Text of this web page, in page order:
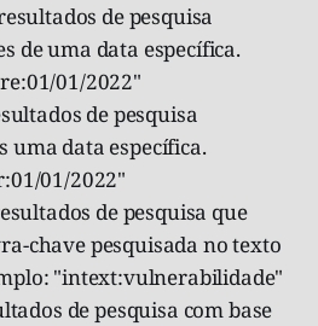
de pesquisa
de uma data específica.
01/2022"
de pesquisa
uma data específica.
01/2022"
de pesquisa que
chave pesquisada no texto
"intext:vulnerabilidade"
de pesquisa com base